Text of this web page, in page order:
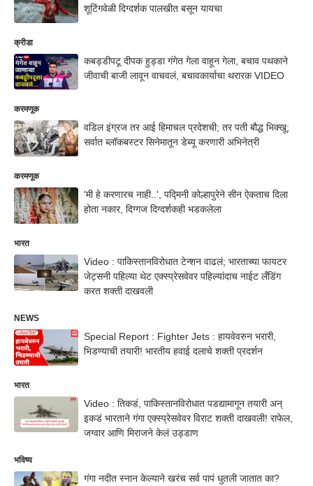
शूटिंगवेळी दिग्दर्शक पालखीत बसून यायचा
क्रीडा
कबड्डीपटू दीपक हुड्डा गंगेत गेला वाहून गेला, बचाव पथकाने
जीवाची बाजी लावून वाचवलं, बचावकार्याचा थरारक VIDEO
करमणूक
वडिल इंग्रज तर आई हिमाचल प्रदेशची; तर पती बौद्ध भिक्खू;
सर्वात ब्लॉकबस्टर सिनेमातून डेब्यू करणारी अभिनेत्री
करमणूक
'मी हे करणारच नाही..', पद्मिनी कोल्हापुरेने सीन ऐकताच दिला
होता नकार, दिग्गज दिग्दर्शकही भडकलेला
भारत
Video : पाकिस्तानविरोधात टेन्शन वाढलं; भारताच्या फायटर
जेट्सनी पहिल्या थेट एक्स्प्रेसवेवर पहिल्यांदाच नाईट लँडिंग
करत शक्ती दाखवली
NEWS
Special Report : Fighter Jets : हायवेवरुन भरारी,
भिडण्याची तयारी! भारतीय हवाई दलाचे शक्ती प्रदर्शन
भारत
Video : तिकडं, पाकिस्तानविरोधात पडद्यामागून तयारी अन्
इकडं भारताने गंगा एक्स्प्रेसवेवर विराट शक्ती दाखवली! राफेल,
जग्वार आणि मिराजने केलं उड्डाण
भविष्य
गंगा नदीत स्नान केल्याने खरंच सर्व पापं धुतली जातात का?